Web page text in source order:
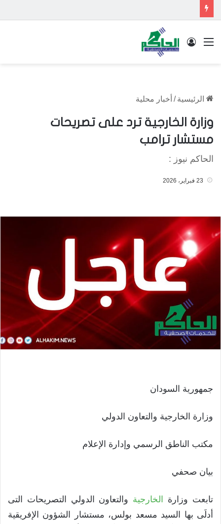
القائمة تسجيل الدخول
الرئيسية / أخبار محلية
وزارة الخارجية ترد على تصريحات
مستشار ترامب
الحاكم نيوز :
23 فبراير، 2026
جمهورية السودان
وزارة الخارجية والتعاون الدولي
مكتب الناطق الرسمي وإدارة الإعلام
بيان صحفي
تابعت وزارة الخارجية والتعاون الدولي التصريحات التى
أدلَى بها السيد مسعد بولس، مستشار الشؤون الإفريقية